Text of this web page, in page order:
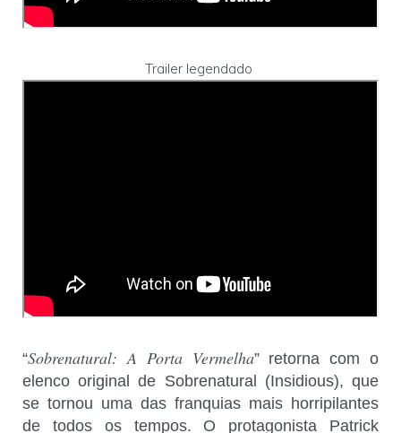
Trailer legendado
“Sobrenatural: A Porta Vermelha” retorna com o
elenco original de Sobrenatural (Insidious), que
se tornou uma das franquias mais horripilantes
de todos os tempos. O protagonista Patrick